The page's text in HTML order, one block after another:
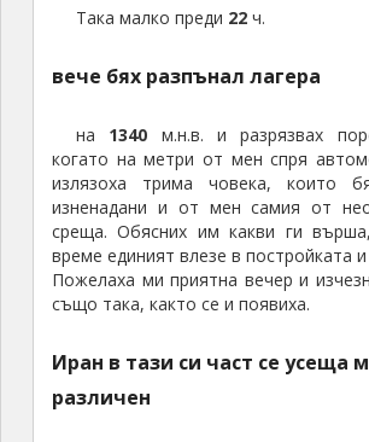
Така малко преди 22ч.
вече бях разпънал лагера
на 1340 м.н.в. и разрязвах
когато на метри от мен спря
излязоха трима човека, които
изненадани и от мен самия от
среща. Обясних им какви ги
време единият влезе в постройката
Пожелаха ми приятна вечер и
също така, както се и появиха.
Иран в тази си част се усеща
различен